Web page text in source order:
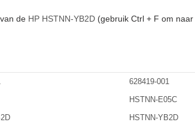
de HP HSTNN-YB2D(gebruik Ctrl + F om naar
628419-001
HSTNN-E05C
HSTNN-YB2D